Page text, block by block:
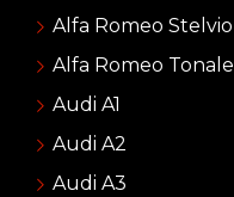
Alfa Romeo Stelvio
Alfa Romeo Tonale
Audi A1
Audi A2
Audi A3